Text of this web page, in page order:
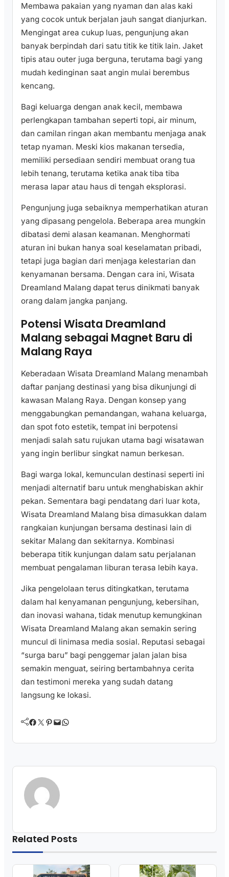
Membawa pakaian yang nyaman dan alas kaki
yang cocok untuk berjalan jauh sangat dianjurkan.
Mengingat area cukup luas, pengunjung akan
banyak berpindah dari satu titik ke titik lain. Jaket
tipis atau outer juga berguna, terutama bagi yang
mudah kedinginan saat angin mulai berembus
kencang.
Bagi keluarga dengan anak kecil, membawa
perlengkapan tambahan seperti topi, air minum,
dan camilan ringan akan membantu menjaga anak
tetap nyaman. Meski kios makanan tersedia,
memiliki persediaan sendiri membuat orang tua
lebih tenang, terutama ketika anak tiba tiba
merasa lapar atau haus di tengah eksplorasi.
Pengunjung juga sebaiknya memperhatikan aturan
yang dipasang pengelola. Beberapa area mungkin
dibatasi demi alasan keamanan. Menghormati
aturan ini bukan hanya soal keselamatan pribadi,
tetapi juga bagian dari menjaga kelestarian dan
kenyamanan bersama. Dengan cara ini, Wisata
Dreamland Malang dapat terus dinikmati banyak
orang dalam jangka panjang.
Potensi Wisata Dreamland
Malang sebagai Magnet Baru di
Malang Raya
Keberadaan Wisata Dreamland Malang menambah
daftar panjang destinasi yang bisa dikunjungi di
kawasan Malang Raya. Dengan konsep yang
menggabungkan pemandangan, wahana keluarga,
dan spot foto estetik, tempat ini berpotensi
menjadi salah satu rujukan utama bagi wisatawan
yang ingin berlibur singkat namun berkesan.
Bagi warga lokal, kemunculan destinasi seperti ini
menjadi alternatif baru untuk menghabiskan akhir
pekan. Sementara bagi pendatang dari luar kota,
Wisata Dreamland Malang bisa dimasukkan dalam
rangkaian kunjungan bersama destinasi lain di
sekitar Malang dan sekitarnya. Kombinasi
beberapa titik kunjungan dalam satu perjalanan
membuat pengalaman liburan terasa lebih kaya.
Jika pengelolaan terus ditingkatkan, terutama
dalam hal kenyamanan pengunjung, kebersihan,
dan inovasi wahana, tidak menutup kemungkinan
Wisata Dreamland Malang akan semakin sering
muncul di linimasa media sosial. Reputasi sebagai
“surga baru” bagi penggemar jalan jalan bisa
semakin menguat, seiring bertambahnya cerita
dan testimoni mereka yang sudah datang
langsung ke lokasi.
Facebook Twitter Pinterest Mail WhatsApp
Related Posts